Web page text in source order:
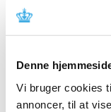
Denne
Vi bruger cookies
annoncer, til at
Der er observeret
lægemidler
|13. januar 2025|